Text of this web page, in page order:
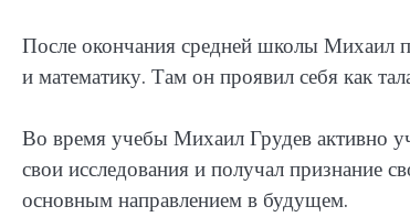
После окончания средней школы Михаил
и математику. Там он проявил себя как
Во время учебы Михаил Грудев активно
свои исследования и получал признание
основным направлением в будущем.